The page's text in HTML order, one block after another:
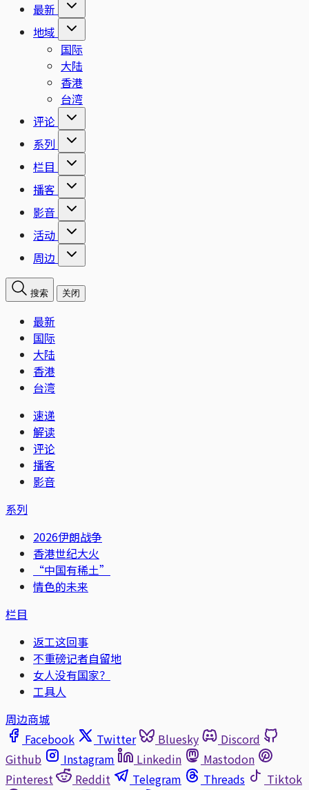
最新
地域
国际
大陆
香港
台湾
评论
系列
栏目
播客
影音
活动
周边
搜索 关闭
最新
国际
大陆
香港
台湾
速递
解读
评论
播客
影音
系列
2026伊朗战争
香港世纪大火
“中国有稀土”
情色的未来
栏目
返工这回事
不重磅记者自留地
女人没有国家？
工具人
周边商城
Facebook
Twitter Bluesky
Discord
Github
Instagram Linkedin
Mastodon
Pinterest
Reddit Telegram Threads
Tiktok